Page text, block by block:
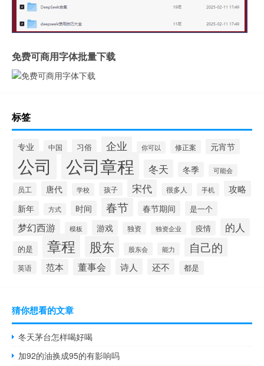
免费可商用字体批量下载
标签
专业 中国 习俗 企业 你可以 修正案 元宵节
公司 公司章程 冬天 冬季 可能会
员工 唐代 学校 孩子 宋代 很多人 手机 攻略
新年 方式 时间 春节 春节期间 是一个
梦幻西游 模板 游戏 独资 独资企业 疫情 的人
的是 章程 股东 股东会 能力 自己的
英语 范本 董事会 诗人 还不 都是
猜你想看的文章
冬天茅台怎样喝好喝
加92的油换成95的有影响吗